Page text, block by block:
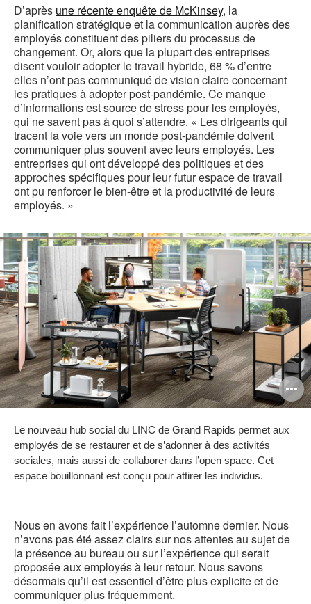
D’après une récente enquête de McKinsey, la
planification stratégique et la communication auprès des
employés constituent des piliers du processus de
changement. Or, alors que la plupart des entreprises
disent vouloir adopter le travail hybride, 68 % d’entre
elles n’ont pas communiqué de vision claire concernant
les pratiques à adopter post-pandémie. Ce manque
d’informations est source de stress pour les employés,
qui ne savent pas à quoi s’attendre. « Les dirigeants qui
tracent la voie vers un monde post-pandémie doivent
communiquer plus souvent avec leurs employés. Les
entreprises qui ont développé des politiques et des
approches spécifiques pour leur futur espace de travail
ont pu renforcer le bien-être et la productivité de leurs
employés. »
Le nouveau hub social du LINC de Grand Rapids permet aux
employés de se restaurer et de s’adonner à des activités
sociales, mais aussi de collaborer dans l’open space. Cet
espace bouillonnant est conçu pour attirer les individus.
Nous en avons fait l’expérience l’automne dernier. Nous
n’avons pas été assez clairs sur nos attentes au sujet de
la présence au bureau ou sur l’expérience qui serait
proposée aux employés à leur retour. Nous savons
désormais qu’il est essentiel d’être plus explicite et de
communiquer plus fréquemment.